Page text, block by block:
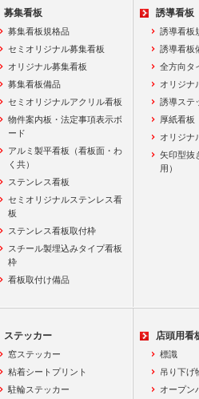
募集看板
募集看板規格品
セミオリジナル募集看板
オリジナル募集看板
募集看板備品
セミオリジナルアクリル看板
物件案内板・法定事項表示ボ
ード
アルミ製平看板（看板面・わ
く共）
ステンレス看板
セミオリジナルステンレス看
板
ステンレス看板取付枠
スチール製埋込みタイプ看板
枠
看板取付け備品
誘導看板
誘導看板
誘導看板
全方向タ
オリジナ
誘導ステ
厚紙看板
オリジナ
矢印型抜
用）
ステッカー
窓ステッカー
粘着シートプリント
駐輪ステッカー
店頭用看
標識
吊り下げ
オープン